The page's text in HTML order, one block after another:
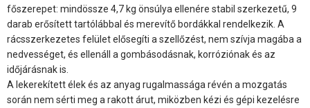
főszerepet: mindössze 4,7 kg önsúlya ellenére stabil szerkezetű, 9
darab erősített tartólábbal és merevítő bordákkal rendelkezik. A
rácsszerkezetes felület elősegíti a szellőzést, nem szívja magába a
nedvességet, és ellenáll a gombásodásnak, korróziónak és az
időjárásnak is.
A lekerekített élek és az anyag rugalmassága révén a mozgatás
során nem sérti meg a rakott árut, miközben kézi és gépi kezelésre